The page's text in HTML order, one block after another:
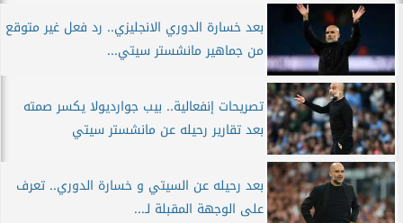
بعد خسارة الدوري الانجليزي.. رد فعل غير متوقع
من جماهير مانشستر سيتي...
تصريحات إنفعالية.. بيب جوارديولا يكسر صمته
بعد تقارير رحيله عن مانشستر سيتي
بعد رحيله عن السيتي و خسارة الدوري.. تعرف
على الوجهة المقبلة لـ...